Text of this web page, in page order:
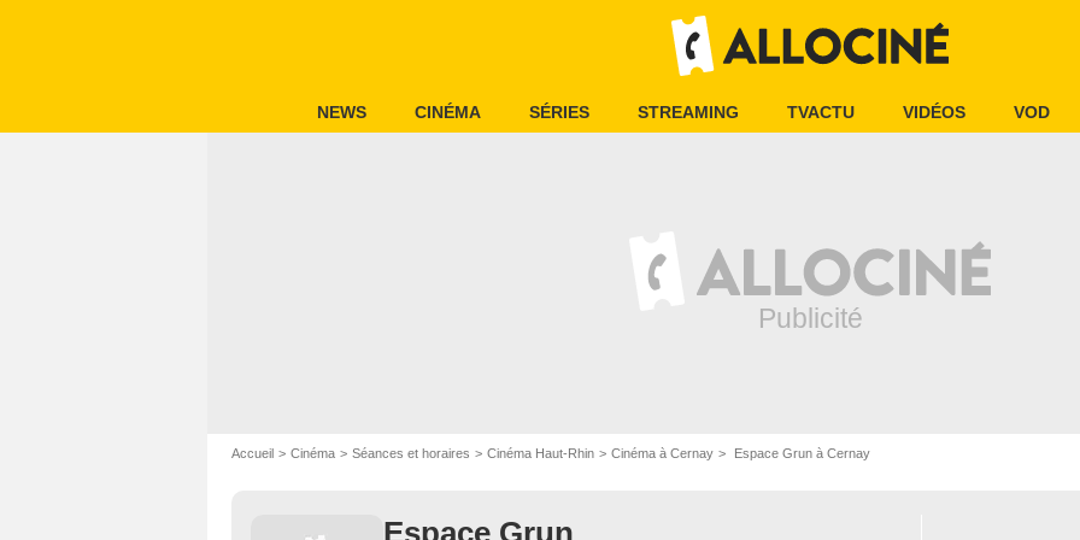
NEWS CINÉMA SÉRIES STREAMING TVACTU VIDÉOS VOD
Accueil Cinéma Séances et horaires Cinéma Haut-Rhin Cinéma à Cernay Espace Grun à Cernay
Espace Grun